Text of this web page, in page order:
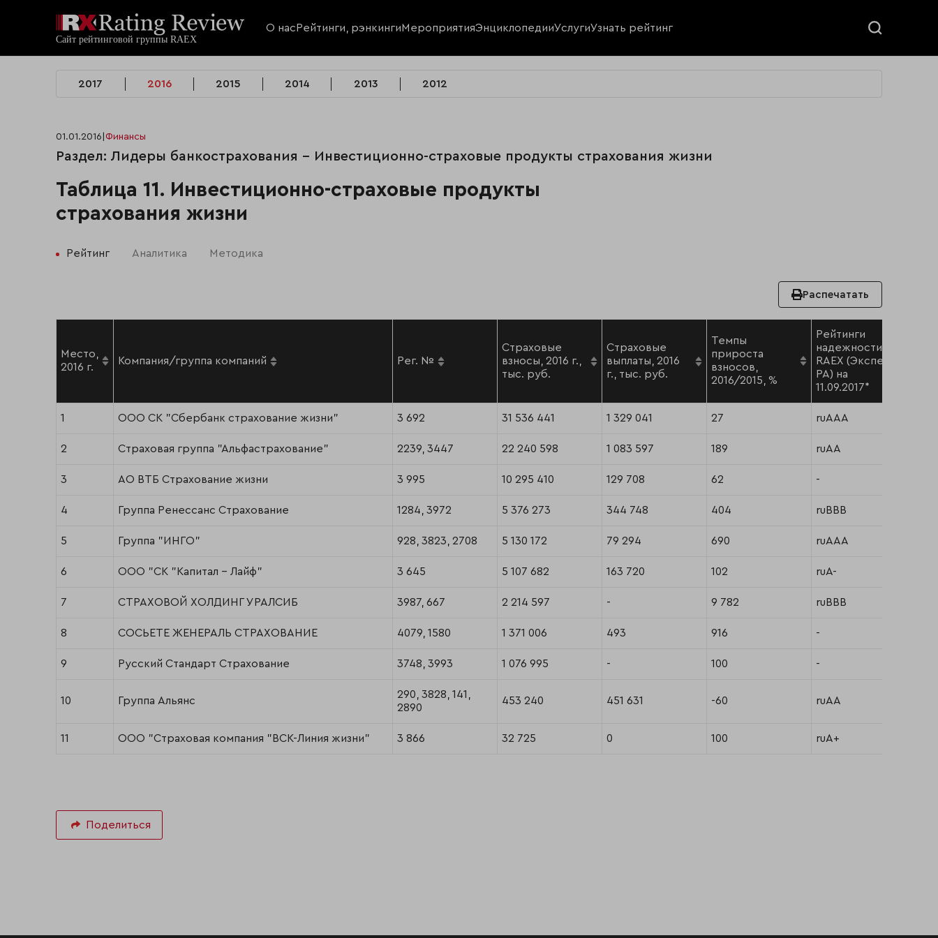
О нас Рейтинги, рэнкингиМероприятияЭнциклопедииУслугиУзнать рейтинг
2017 2016 2015 2014 2013 2012
01.01.2016 Финансы
Раздел: Лидеры банкострахования - Инвестиционно-страховые продукты страхования жизни
Таблица 11. Инвестиционно-страховые продукты
страхования жизни
Рейтинг Аналитика Методика
Распечатать
Место,
2016 г.
Компания/группа компаний Рег. №
Страховые
взносы, 2016 г.,
тыс. руб.
Страховые
выплаты, 2016
г., тыс. руб.
Темпы
прироста
взносов,
2016/2015, %
Рейтинги
надежности
RAEX (Эксперт
РА) на
11.09.2017*
1 ООО СК "Сбербанк страхование жизни" 3 692 31 536 441 1 329 041 27 ruAAA
2 Страховая группа "Альфастрахование" 2239, 3447 22 240 598 1 083 597 189 ruAA
3 АО ВТБ Страхование жизни 3 995 10 295 410 129 708 62 -
4 Группа Ренессанс Страхование 1284, 3972 5 376 273 344 748 404 ruBBB
5 Группа "ИНГО" 928, 3823, 2708 5 130 172 79 294 690 ruAAА
6 ООО "СК "Капитал - Лайф" 3 645 5 107 682 163 720 102 ruA-
7 СТРАХОВОЙ ХОЛДИНГ УРАЛСИБ 3987, 667 2 214 597 - 9 782 ruBBB
8 СОСЬЕТЕ ЖЕНЕРАЛЬ СТРАХОВАНИЕ 4079, 1580 1 371 006 493 916 -
9 Русский Стандарт Страхование 3748, 3993 1 076 995 - 100 -
10 Группа Альянс
290, 3828, 141,
2890
453 240 451 631 -60 ruAA
11 ООО "Страховая компания "ВСК-Линия жизни" 3 866 32 725 0 100 ruA+
Поделиться